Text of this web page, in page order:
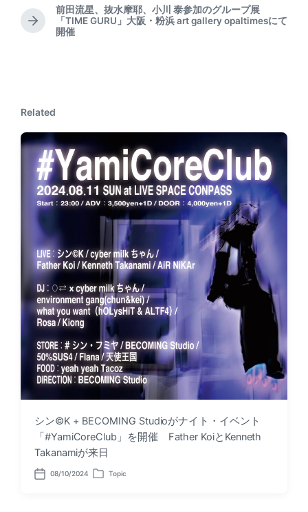
e
v
i
s
t
:
N
s
:
前田流星、抜水摩耶、小川 泰参加のグループ展
「TIME GURU」大阪・粉浜 art gallery opaltimesにて
開催
Related
シン©︎K + BECOMING Studioがナイト・イベント
「#YamiCoreClub」を開催 Father KoiとKenneth
Takanamiが来日
P
08/10/2024 P
Topic